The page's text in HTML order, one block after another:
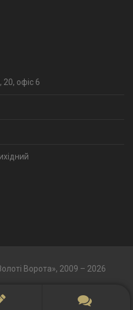
20, офіс 6
Ворота», 2009 – 2026